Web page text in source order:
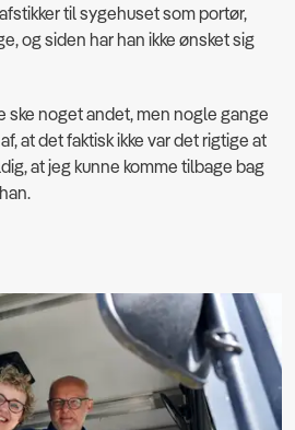
til sygehuset som portør,
og siden har han ikke ønsket sig
ske noget andet, men nogle gange
at det faktisk ikke var det rigtige at
at jeg kunne komme tilbage bag